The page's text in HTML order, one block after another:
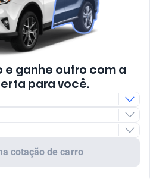
e ganhe outro com a
para você.
cotação de carro